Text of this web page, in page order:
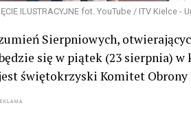
ILUSTRACYJNE fot. YouTube / ITV Kielce -
Sierpniowych,
się w piątek (23 sierpnia)
świętokrzyski Komitet Obrony